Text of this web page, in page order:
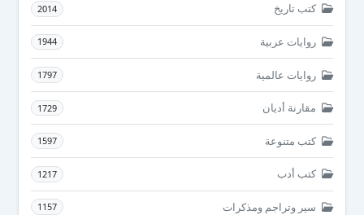
كتب تاريخ 2014
روايات عربية 1944
روايات عالمية 1797
مقارنة أديان 1729
كتب متنوعة 1597
كتب أدب 1217
سير وتراجم ومذكرات 1157